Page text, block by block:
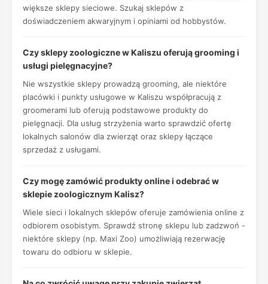
większe sklepy sieciowe. Szukaj sklepów z
doświadczeniem akwaryjnym i opiniami od hobbystów.
Czy sklepy zoologiczne w Kaliszu oferują grooming i
usługi pielęgnacyjne?
Nie wszystkie sklepy prowadzą grooming, ale niektóre
placówki i punkty usługowe w Kaliszu współpracują z
groomerami lub oferują podstawowe produkty do
pielęgnacji. Dla usług strzyżenia warto sprawdzić ofertę
lokalnych salonów dla zwierząt oraz sklepy łączące
sprzedaż z usługami.
Czy mogę zamówić produkty online i odebrać w
sklepie zoologicznym Kalisz?
Wiele sieci i lokalnych sklepów oferuje zamówienia online z
odbiorem osobistym. Sprawdź stronę sklepu lub zadzwoń -
niektóre sklepy (np. Maxi Zoo) umożliwiają rezerwację
towaru do odbioru w sklepie.